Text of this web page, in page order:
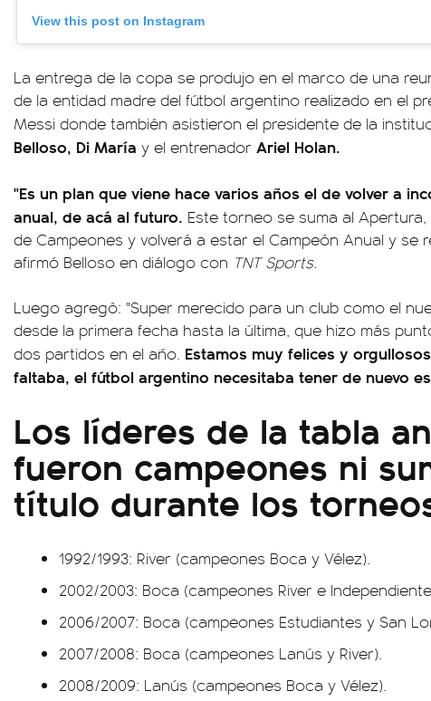
View this post on Instagram
La entrega de la copa se produjo en el marco de una
de la entidad madre del fútbol argentino realizado en el
Messi donde también asistieron el presidente de la
Belloso, Di María y el entrenador Ariel Holan.
"Es un plan que viene hace varios años el de volver a
anual, de acá al futuro. Este torneo se suma al
de Campeones y volverá a estar el Campeón Anual y se
afirmó Belloso en diálogo con TNT Sports.
Luego agregó: "Super merecido para un club como el
desde la primera fecha hasta la última, que hizo más
dos partidos en el año. Estamos muy felices y
faltaba, el fútbol argentino necesitaba tener de nuevo
Los líderes de la tabla
fueron campeones ni
título durante los
1992/1993: River (campeones Boca y Vélez).
2002/2003: Boca (campeones River e
2006/2007: Boca (campeones Estudiantes y San
2007/2008: Boca (campeones Lanús y River).
2008/2009: Lanús (campeones Boca y Vélez).